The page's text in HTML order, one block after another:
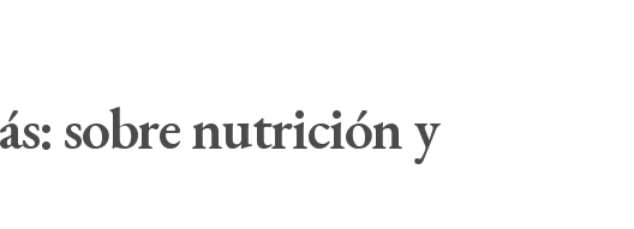
sobre nutrición y